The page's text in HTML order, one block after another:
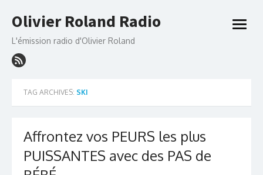
to
Olivier Roland Radio
L'émission radio d'Olivier Roland
open
TAG ARCHIVES: SKI
Affrontez vos PEURS les plus
PUISSANTES avec des PAS de